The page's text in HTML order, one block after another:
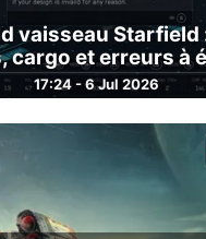
vaisseau Starfield
cargo et erreurs à
17:24 - 6 Jul 2026